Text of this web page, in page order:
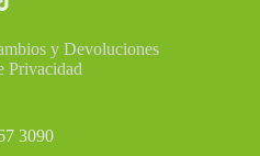
y Devoluciones
Privacidad
3090